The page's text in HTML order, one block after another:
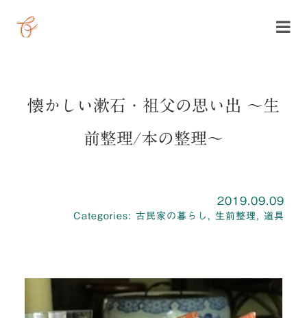
懐かしい漱石・祖父の思い出 ～生
前整理/本の整理～
Published On: 2019.09.09
Categories:古民家の暮らし , 生前整理 ,道具